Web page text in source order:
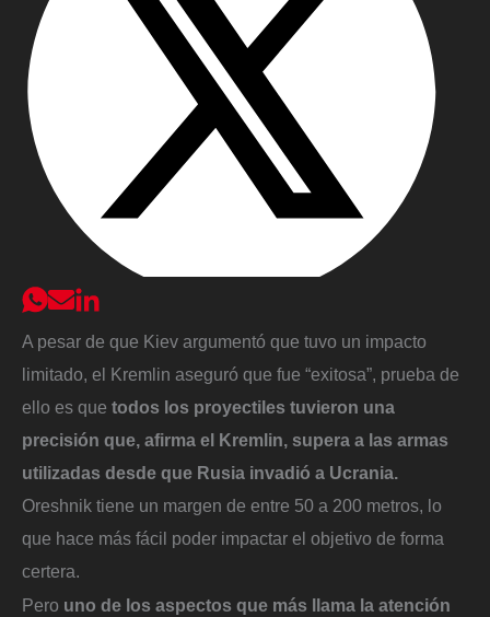
A pesar de que Kiev argumentó que tuvo un impacto
limitado, el Kremlin aseguró que fue “exitosa”, prueba de
ello es que todos los proyectiles tuvieron una
precisión que, afirma el Kremlin, supera a las armas
utilizadas desde que Rusia invadió a Ucrania.
Oreshnik tiene un margen de entre 50 a 200 metros, lo
que hace más fácil poder impactar el objetivo de forma
certera.
Pero uno de los aspectos que más llama la atención